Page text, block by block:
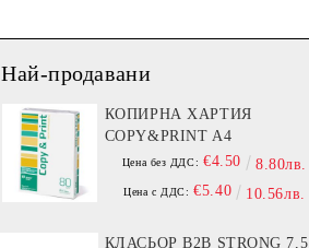
Най-продавани
КОПИРНА ХАРТИЯ
COPY&PRINT A4
Цена без ДДС: €4.50 8.80лв.
Цена с ДДС: €5.40 10.56лв.
КЛАСЬОР B2B STRONG 7,5